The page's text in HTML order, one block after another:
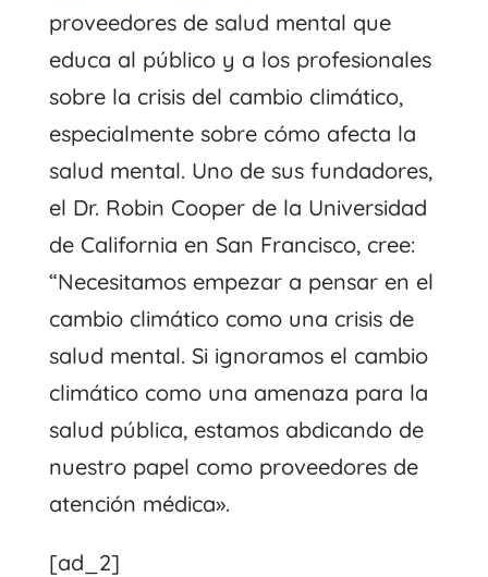
proveedores de salud mental que
educa al público y a los profesionales
sobre la crisis del cambio climático,
especialmente sobre cómo afecta la
salud mental. Uno de sus fundadores,
el Dr. Robin Cooper de la Universidad
de California en San Francisco, cree:
“Necesitamos empezar a pensar en el
cambio climático como una crisis de
salud mental. Si ignoramos el cambio
climático como una amenaza para la
salud pública, estamos abdicando de
nuestro papel como proveedores de
atención médica».
[ad_2]